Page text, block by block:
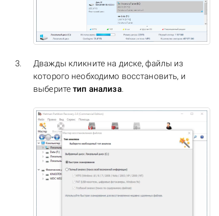
Дважды кликните на диске, файлы из
которого необходимо восстановить, и
выберитетип анализа.